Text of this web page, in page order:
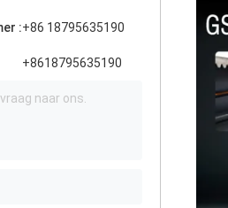
:+86 18795635190
+8618795635190